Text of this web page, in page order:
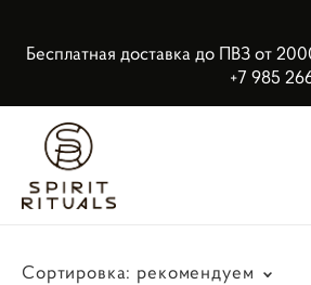
Бесплатная доставка до
+7 985
Сортировка: рекомендуем